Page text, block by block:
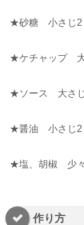
★砂糖 小さじ2
★ケチャップ
★ソース 大さ
★醤油 小さじ2
★塩、胡椒 少々
作り方